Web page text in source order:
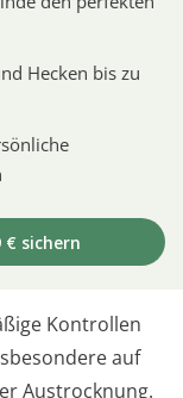
Hecken bis zu
sichern
Kontrollen
auf
Austrocknung.